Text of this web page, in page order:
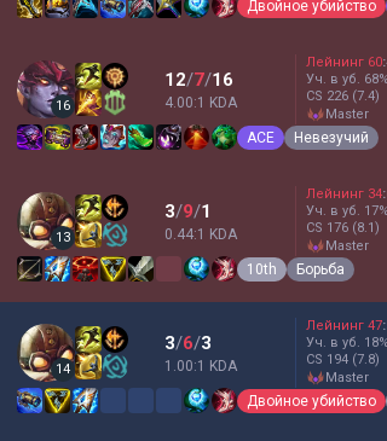
Двойное убийство
16
12/7/16
4.00:1 KDA
Лейнинг 60:
Уч. в уб. 68%
CS 226 (7.4)
master
ACE Невезучий
13
3/9/1
0.44:1 KDA
Лейнинг 34:
Уч. в уб. 17%
CS 176 (8.1)
master
10th Борьба
14
3/6/3
1.00:1 KDA
Лейнинг 47:
Уч. в уб. 18%
CS 194 (7.8)
master
Двойное убийство